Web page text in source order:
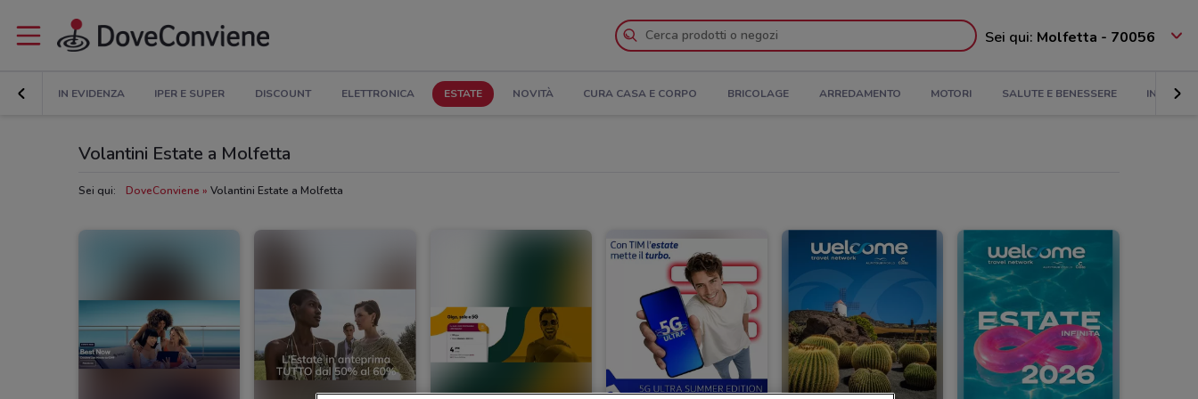
Sei qui: Molfetta - 70056
IN EVIDENZA IPER E SUPER DISCOUNT ELETTRONICA ESTATE NOVITÀ CURA CASA E CORPO BRICOLAGE ARREDAMENTO MOTORI SALUTE E BENESSERE INFANZIA
Volantini Estate a Molfetta
Sei qui: DoveConviene Volantini Estate a Molfetta